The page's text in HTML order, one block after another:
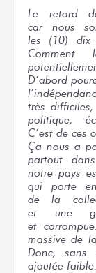
Le retard
car nous
les (10) dix
Comment
D’abord
très difficiles,
politique,
C’est de ces
Ça nous a
partout
notre pays
qui porte
de la
et une
et corrompue.
massivede
Donc,sans
ajoutée faible.